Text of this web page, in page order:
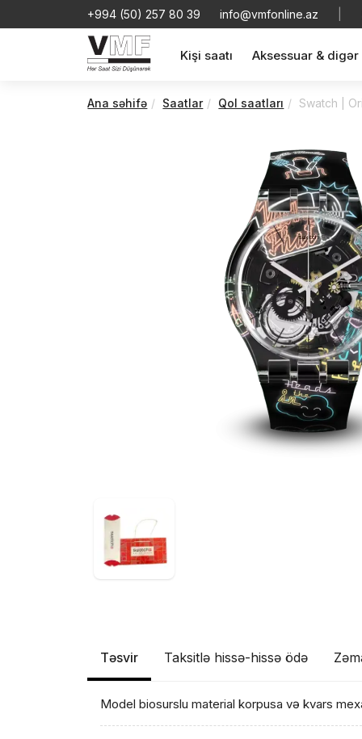
+994 (50) 257 80 39 info@vmfonline.az
Kişi saatı Aksessuar & digər
Ana səhifə Saatlar Qol saatları Swatch |
Təsvir Taksitlə hissə-hissə ödə
Model biosurslu material korpusa və kvars